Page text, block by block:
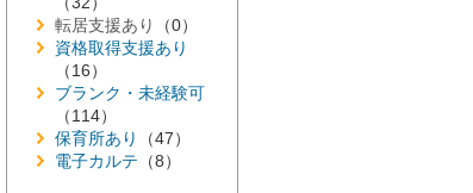
転居支援あり
（0）
資格取得支援あり
（16）
ブランク・未経験可
（114）
保育所あり
（47）
電子カルテ （8）